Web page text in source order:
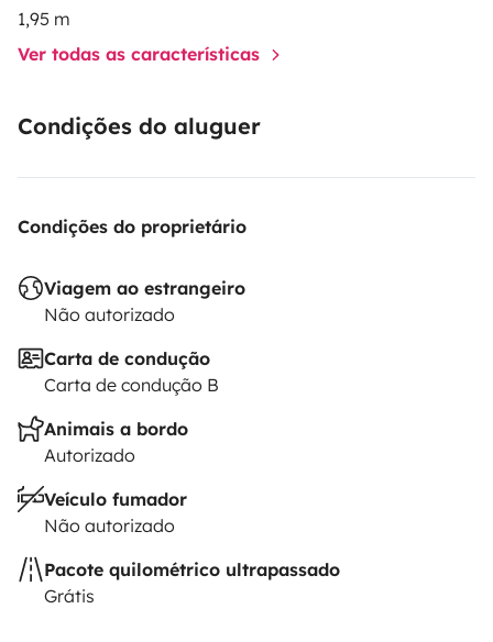
1,95 m
Ver todas as características
Condições do aluguer
Condições do proprietário
Viagem ao estrangeiro
Não autorizado
Carta de condução
Carta de condução B
Animais a bordo
Autorizado
Veículo fumador
Não autorizado
Pacote quilométrico ultrapassado
Grátis